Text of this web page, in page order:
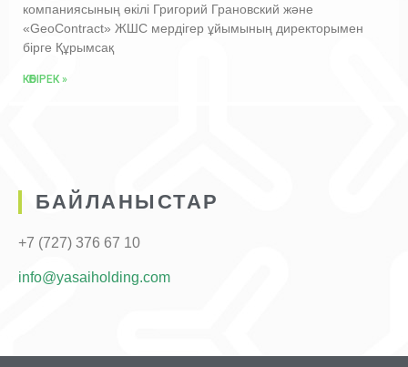
компаниясының өкілі Григорий Грановский және
«GeoContract» ЖШС мердігер ұйымының директорымен
бірге Құрымсақ
КӨБІРЕК »
БАЙЛАНЫСТАР
+7 (727) 376 67 10
info@yasaiholding.com